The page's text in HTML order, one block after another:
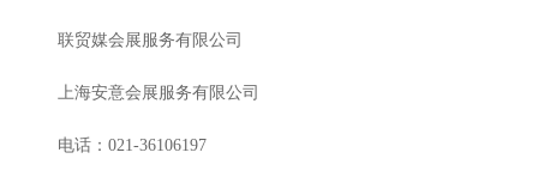
联贸媒会展服务有限公司
上海安意会展服务有限公司
电话：021-36106197